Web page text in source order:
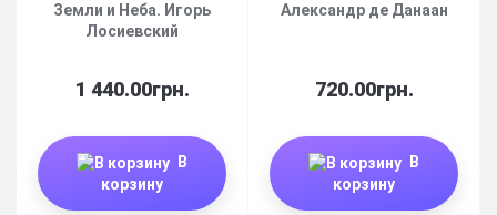
Земли и Неба. Игорь
Лосиевский
1 440.00грн.
В
корзину
Александр де Данаан
720.00грн.
В
корзину